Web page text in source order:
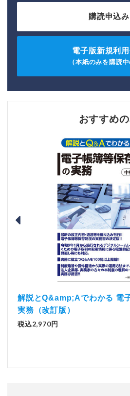
購読申込み
電子版新規利
（本紙のみを購読中
おすすめ
解説とQ&amp;Aでわかる 電
実務（改訂版）
税込2,970円